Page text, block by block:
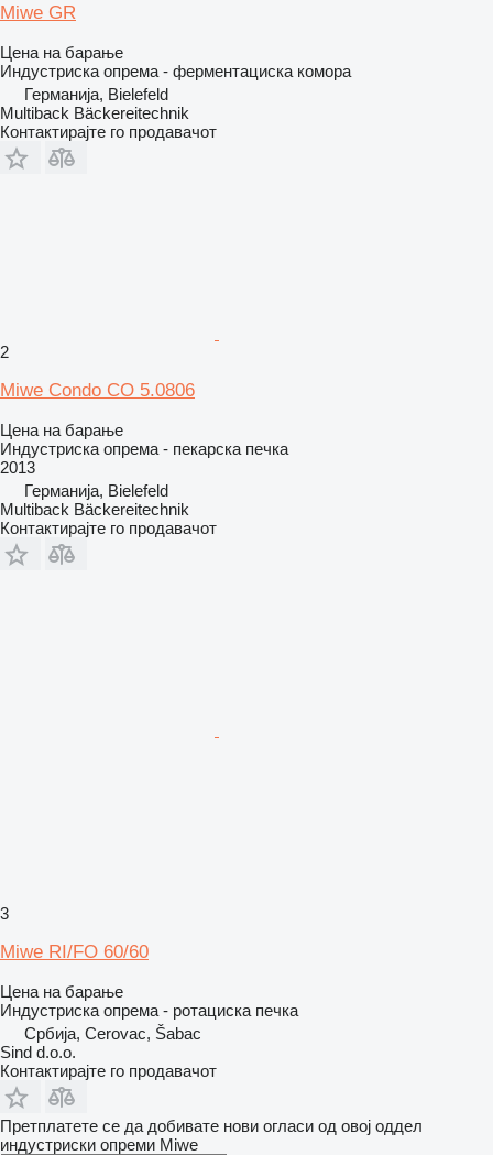
Miwe GR
Цена на барање
Индустриска опрема - ферментациска комора
Германија, Bielefeld
Multiback Bäckereitechnik
Контактирајте го продавачот
2
Miwe Condo CO 5.0806
Цена на барање
Индустриска опрема - пекарска печка
2013
Германија, Bielefeld
Multiback Bäckereitechnik
Контактирајте го продавачот
3
Miwe RI/FO 60/60
Цена на барање
Индустриска опрема - ротациска печка
Србија, Cerovac, Šabac
Sind d.o.o.
Контактирајте го продавачот
Претплатете се да добивате нови огласи од овој оддел
индустриски опреми Miwe